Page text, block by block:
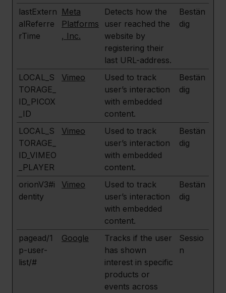
lastExtern
alReferre
rTime
Meta
Platforms
, Inc.
Detects how the
user reached the
website by
registering their
last URL-address.
Bestän
dig
LOCAL_S
TORAGE_
ID_PICOX
_ID
Vimeo
Used to track
user’s interaction
with embedded
content.
Bestän
dig
LOCAL_S
TORAGE_
ID_VIMEO
_PLAYER
Vimeo
Used to track
user’s interaction
with embedded
content.
Bestän
dig
orionV3#i
dentity
Vimeo
Used to track
user’s interaction
with embedded
content.
Bestän
dig
pagead/1
p-user-
list/#
Google
Tracks if the user
has shown
interest in specific
products or
events across
Sessio
n